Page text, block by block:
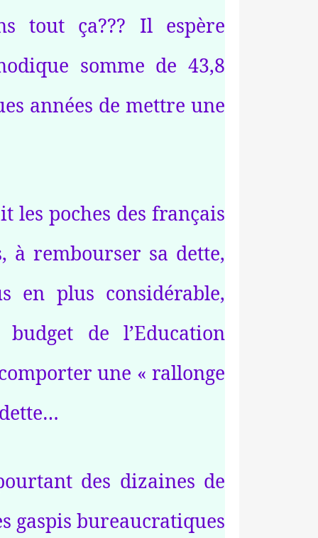
tout ça??? Il espère
somme de 43,8
années de mettre une
les poches des français
à rembourser sa dette,
en plus considérable,
de l’Education
une « rallonge
des dizaines de
gaspis bureaucratiques